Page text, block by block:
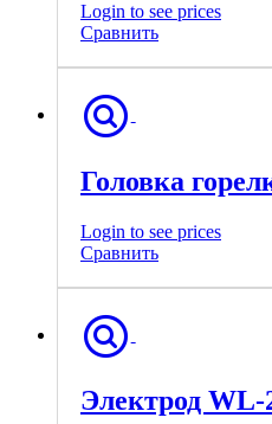
Login to see prices
Сравнить
Головка
Login to see prices
Сравнить
Электрод